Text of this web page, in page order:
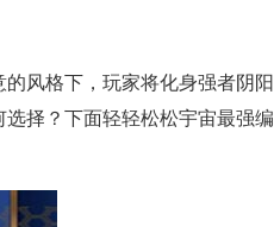
风格下，玩家将化身强者阴阳
择？下面轻轻松松宇宙最强编